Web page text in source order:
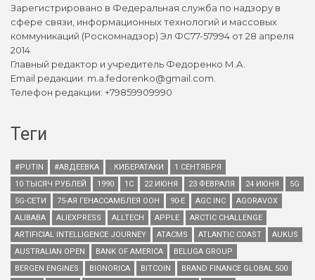
Зарегистрировано в Федеральная служба по надзору в
сфере связи, информационных технологий и массовых
коммуникаций (Роскомнадзор) Эл ФС77-57994 от 28 апреля
2014
Главный редактор и учредитель Федоренко М.А.
Email редакции: m.a.fedorenko@gmail.com.
Телефон редакции: +79859909990
Теги
#PUTIN #АВДЕЕВКА . КИБЕРАТАКИ
1 СЕНТЯБРЯ
10 ТЫСЯЧ РУБЛЕЙ
1990 1С 22 ИЮНЯ 23 ФЕВРАЛЯ 24 ИЮНЯ
5G
5G-СЕТИ
75-АЯ ГЕНАССАМБЛЕЯ ООН 90-Е AGC INC
AGORAVOX
ALIBABA
ALIEXPRESS ALLTECH APPLE
ARCTIC CHALLENGE
ARTIFICIAL INTELLIGENCE JOURNEY
ATACMS ATLANTIC COAST
AUKUS
AUSTRALIAN OPEN
BANK OF AMERICA
BELUGA GROUP
BERGEN ENGINES
BIONORICA BITCOIN
BRAND FINANCE GLOBAL 500